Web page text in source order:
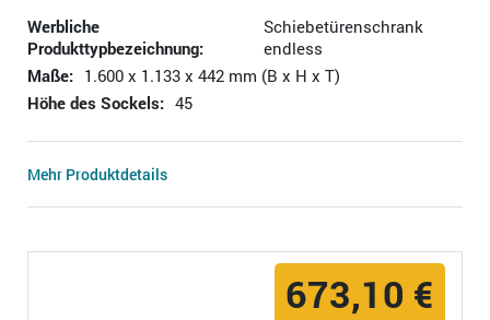
Werbliche
Produkttypbezeichnung:
Schiebetürenschrank
endless
Maße: 1.600 x 1.133 x 442 mm (B x H x T)
Höhe des Sockels: 45
Mehr Produktdetails
673,10 €